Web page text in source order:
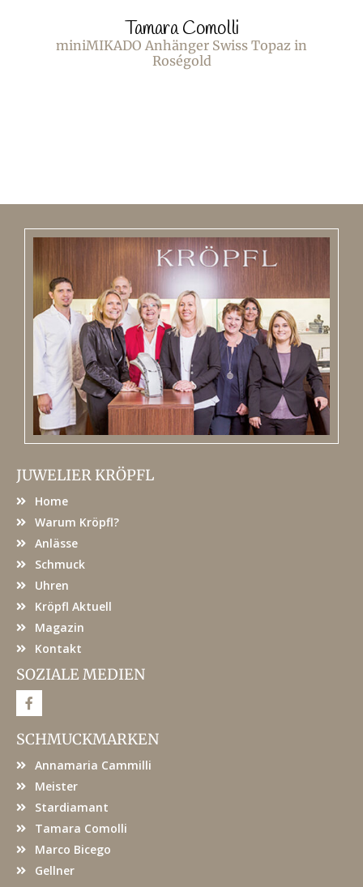
Tamara Comolli
miniMIKADO Anhänger Swiss Topaz in
Roségold
JUWELIER KRÖPFL
Home
Warum Kröpfl?
Anlässe
Schmuck
Uhren
Kröpfl Aktuell
Magazin
Kontakt
SOZIALE MEDIEN
F
a
e
b
o
SCHMUCKMARKEN
Annamaria Cammilli
Meister
Stardiamant
Tamara Comolli
Marco Bicego
Gellner